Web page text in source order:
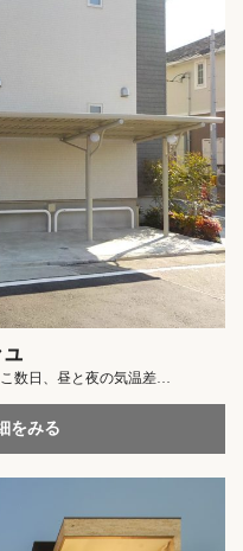
数日、昼と夜の気温差…
をみる